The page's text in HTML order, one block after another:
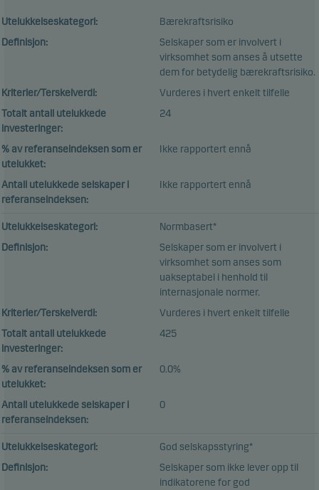
Utelukkelseskategori:
Bærekraftsrisiko
Definisjon:
Selskaper som er involvert i
virksomhet som anses å utsette
dem for betydelig bærekraftsrisiko.
Kriterier/Terskelverdi:
Vurderes i hvert enkelt tilfelle
Totalt antall utelukkede
investeringer:
24
% av referanseindeksen som er
utelukket:
Ikke rapportert ennå
Antall utelukkede selskaper i
referanseindeksen:
Ikke rapportert ennå
Utelukkelseskategori:
Normbasert*
Definisjon:
Selskaper som er involvert i
virksomhet som anses som
uakseptabel i henhold til
internasjonale normer.
Kriterier/Terskelverdi:
Vurderes i hvert enkelt tilfelle
Totalt antall utelukkede
investeringer:
425
% av referanseindeksen som er
utelukket:
0.0%
Antall utelukkede selskaper i
referanseindeksen:
0
Utelukkelseskategori:
God selskapsstyring*
Definisjon:
Selskaper som ikke lever opp til
indikatorene for god